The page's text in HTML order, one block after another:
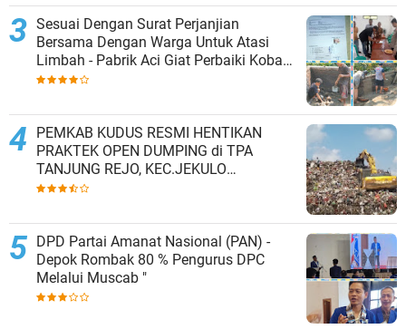
Sesuai Dengan Surat Perjanjian
Bersama Dengan Warga Untuk Atasi
Limbah - Pabrik Aci Giat Perbaiki Kobak
Penampungan Air
PEMKAB KUDUS RESMI HENTIKAN
PRAKTEK OPEN DUMPING di TPA
TANJUNG REJO, KEC.JEKULO
KAB.KUDUS,BERLAKUKAN SISTEM
DPD Partai Amanat Nasional (PAN) -
Depok Rombak 80 % Pengurus DPC
Melalui Muscab "